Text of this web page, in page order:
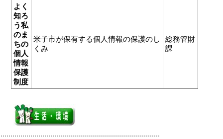
よく
知ろ
う私
のま
ちの
個人
情報
保護
制度
米子市が保有する個人情報の保護のし
くみ
総務管財
課